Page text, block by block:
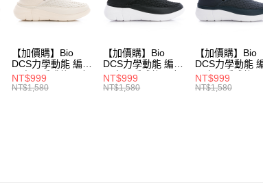
付款後門市自取
【加價購】Bio
DCS力學動能 編織
兩穿可踩式後跟 輕
便鞋 運動鞋(女
NT$999
NT$1,580
【加價購】Bio
DCS力學動能 編織
兩穿可踩式後跟 輕
便鞋 運動鞋(女
NT$999
NT$1,580
【加價購】Bio
DCS力學動能
兩穿可踩式後跟
便鞋 運動鞋(男
NT$999
NT$1,580